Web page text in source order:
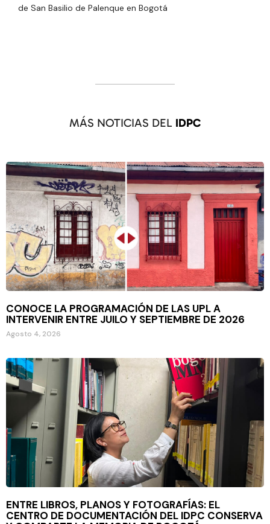
de San Basilio de Palenque en Bogotá
MÁS NOTICIAS DEL IDPC
CONOCE LA PROGRAMACIÓN DE LAS UPL A
INTERVENIR ENTRE JUILO Y SEPTIEMBRE DE 2026
Agosto 4, 2026
ENTRE LIBROS, PLANOS Y FOTOGRAFÍAS: EL
CENTRO DE DOCUMENTACIÓN DEL IDPC CONSERVA